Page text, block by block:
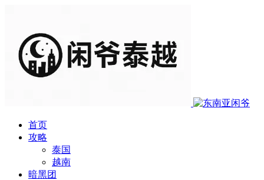
首页
攻略
泰国
越南
暗黑团